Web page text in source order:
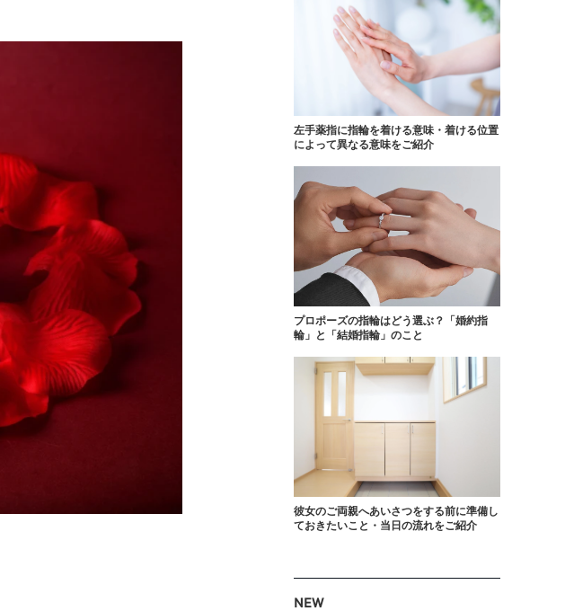
FOLLOW US ON
左手薬指に指輪を着ける意味・着ける位置
によって異なる意味をご紹介
プロポーズの指輪はどう選ぶ？「婚約指
輪」と「結婚指輪」のこと
彼女のご両親へあいさつをする前に準備し
ておきたいこと・当日の流れをご紹介
NEW